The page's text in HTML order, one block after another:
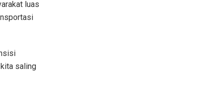
luas
saling